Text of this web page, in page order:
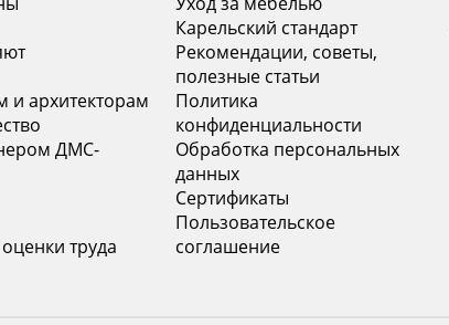
и архитекторам
ДМС-
труда
Карельский стандарт
Рекомендации, советы,
полезные статьи
Политика
конфиденциальности
Обработка персональных
данных
Сертификаты
Пользовательское
соглашение